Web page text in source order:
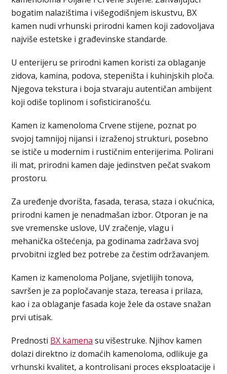
bogatim nalazištima i višegodišnjem iskustvu, BX
kamen nudi vrhunski prirodni kamen koji zadovoljava
najviše estetske i građevinske standarde.
U enterijeru se prirodni kamen koristi za oblaganje
zidova, kamina, podova, stepeništa i kuhinjskih ploča.
Njegova tekstura i boja stvaraju autentičan ambijent
koji odiše toplinom i sofisticiranošću.
Kamen iz kamenoloma Crvene stijene, poznat po
svojoj tamnijoj nijansi i izraženoj strukturi, posebno
se ističe u modernim i rustičnim enterijerima. Polirani
ili mat, prirodni kamen daje jedinstven pečat svakom
prostoru.
Za uređenje dvorišta, fasada, terasa, staza i okućnica,
prirodni kamen je nenadmašan izbor. Otporan je na
sve vremenske uslove, UV zračenje, vlagu i
mehanička oštećenja, pa godinama zadržava svoj
prvobitni izgled bez potrebe za čestim održavanjem.
Kamen iz kamenoloma Poljane, svjetlijih tonova,
savršen je za popločavanje staza, tereasa i prilaza,
kao i za oblaganje fasada koje žele da ostave snažan
prvi utisak.
Prednosti BX kamena su višestruke. Njihov kamen
dolazi direktno iz domaćih kamenoloma, odlikuje ga
vrhunski kvalitet, a kontrolisani proces eksploatacije i